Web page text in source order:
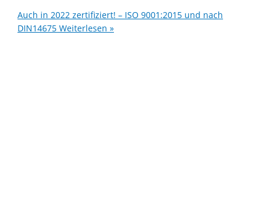
Auch in 2022 zertifiziert! – ISO 9001:2015 und nach
DIN14675 Weiterlesen »